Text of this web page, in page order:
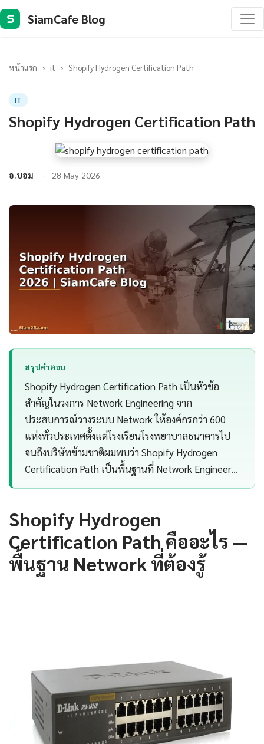
S SiamCafe Blog
หน้าแรก › it › Shopify Hydrogen Certification Path
IT
Shopify Hydrogen Certification Path
อ.บอม 28 May 2026
สรุปคำตอบ
Shopify Hydrogen Certification Path เป็นหัวข้อ
สำคัญในวงการ Network Engineering จาก
ประสบการณ์วางระบบ Network ให้องค์กรกว่า 600
แห่งทั่วประเทศตั้งแต่โรงเรียนโรงพยาบาลธนาคารไป
จนถึงบริษัทข้ามชาติผมพบว่า Shopify Hydrogen
Certification Path เป็นพื้นฐานที่ Network Engineer…
Shopify Hydrogen
Certification Path คืออะไร —
พื้นฐาน Network ที่ต้องรู้